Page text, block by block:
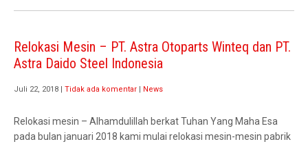
Relokasi Mesin – PT. Astra Otoparts Winteq dan PT.
Astra Daido Steel Indonesia
Juli 22, 2018 Tidak ada komentar News
Relokasi mesin – Alhamdulillah berkat Tuhan Yang Maha Esa
pada bulan januari 2018 kami mulai relokasi mesin-mesin pabrik